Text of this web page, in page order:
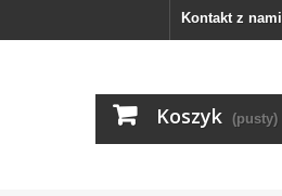
Kontakt z nami
Koszyk (pusty)